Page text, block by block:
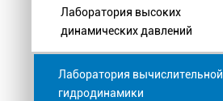
Лаборатория высоких
динамических давлений
Лаборатория вычислительной
гидродинамики